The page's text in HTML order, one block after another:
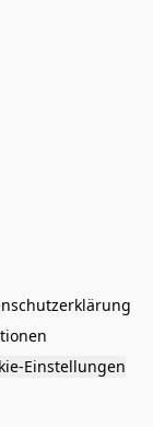
Einstellungen